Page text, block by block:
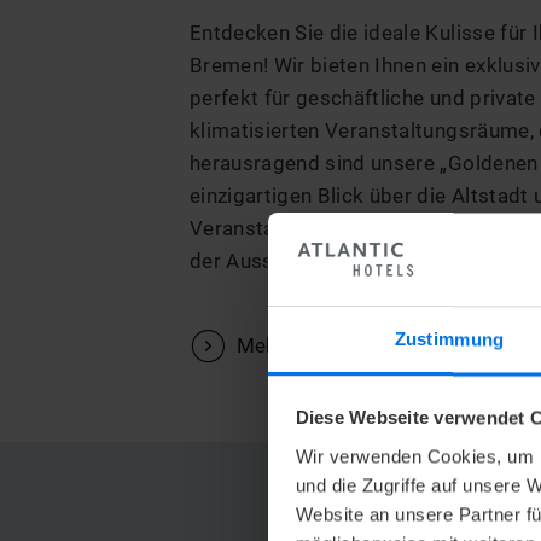
Zustimmung
Diese Webseite verwendet
Wir verwenden Cookies,
und die Zugriffe auf unsere
Website an unsere Partner
Entdecken Sie die ideale Kulisse für
Bremen! Wir bieten Ihnen ein
perfekt für geschäftliche und private
klimatisierten
herausragend sind unsere
einzigartigen Blick über die Altstadt
Veranstaltungsteam steht Ihnen zur
der Ausstattung und der Gestaltung
V Mehr erfahren
HISTORISCHE